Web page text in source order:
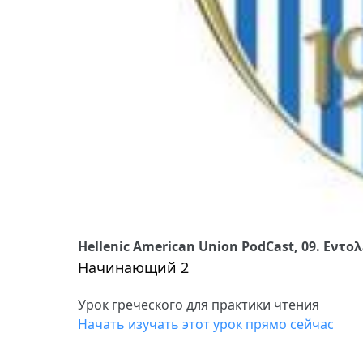
Hellenic American Union PodCast, 09.
Начинающий 2
Урок греческого для практики чтения
Начать изучать этот урок прямо сейчас